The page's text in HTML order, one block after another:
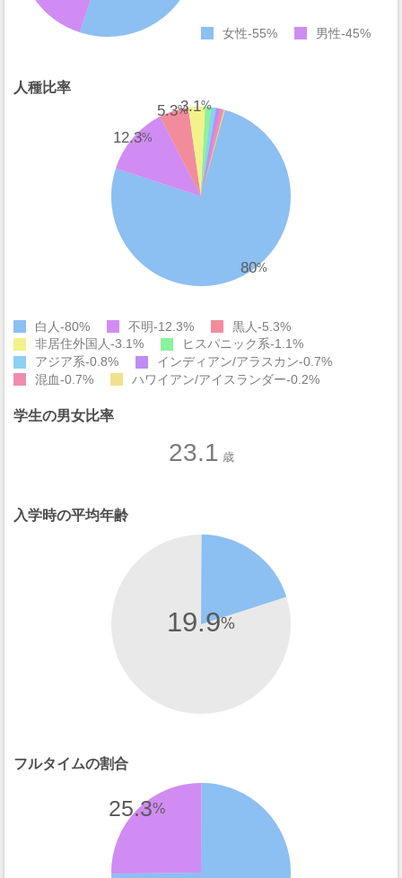
女性 55% 男性 45%
人種比率
80%
12.3%
5.3%
3.1%
白人 80% 不明 12.3% 黒人 5.3%
非居住外国人 3.1% ヒスパニック系 1.1%
アジア系 0.8% インディアン/アラスカン 0.7%
混血 0.7% ハワイアン/アイスランダー 0.2%
学生の男女比率
23.1 歳
入学時の平均年齢
19.9%
フルタイムの割合
25.3%